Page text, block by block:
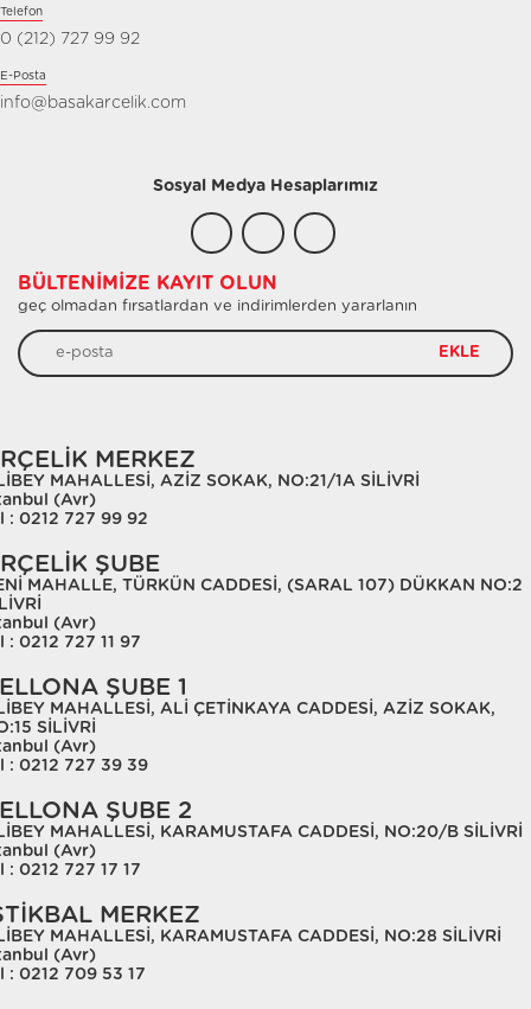
Telefon
0 (212) 727 99 92
E-Posta
info@basakarcelik.com
Sosyal Medya Hesaplarımız
BÜLTENIMIZE KAYIT OLUN
geç olmadan fırsatlardan ve indirimlerden yararlanın
EKLE
MERKEZ
MAHALLESİ, AZİZ SOKAK, NO:21/1A SİLİVRİ
(Avr)
: 0212 727 99 92
ŞUBE
MAHALLE, TÜRKÜN CADDESİ, (SARAL 107) DÜKKAN NO:2
(Avr)
: 0212 727 11 97
ŞUBE 1
MAHALLESİ, ALİ ÇETİNKAYA CADDESİ, AZİZ SOKAK,
SİLİVRİ
(Avr)
: 0212 727 39 39
ŞUBE 2
MAHALLESİ, KARAMUSTAFA CADDESİ, NO:20/B SİLİVRİ
(Avr)
: 0212 727 17 17
MERKEZ
MAHALLESİ, KARAMUSTAFA CADDESİ, NO:28 SİLİVRİ
(Avr)
: 0212 709 53 17